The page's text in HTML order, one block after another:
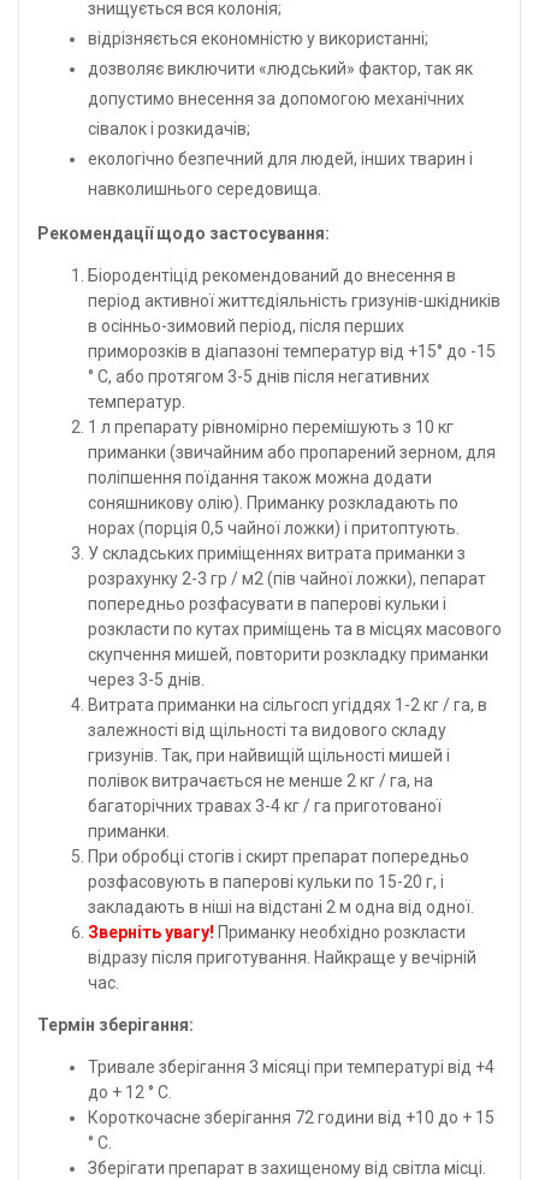
знищується вся колонія;
відрізняється економністю у використанні;
дозволяє виключити «людський» фактор, так як
допустимо внесення за допомогою механічних
сівалок і розкидачів;
екологічно безпечний для людей, інших тварин і
навколишнього середовища.
Рекомендації щодо застосування:
Біородентіцід рекомендований до внесення в
період активної життєдіяльність гризунів-шкідників
в осінньо-зимовий період, після перших
приморозків в діапазоні температур від +15° до -15
° С, або протягом 3-5 днів після негативних
температур.
1 л препарату рівномірно перемішують з 10 кг
приманки (звичайним або пропарений зерном, для
поліпшення поїдання також можна додати
соняшникову олію). Приманку розкладають по
норах (порція 0,5 чайної ложки) і притоптують.
У складських приміщеннях витрата приманки з
розрахунку 2-3 гр / м2 (пів чайної ложки), пепарат
попередньо розфасувати в паперові кульки і
розкласти по кутах приміщень та в місцях масового
скупчення мишей, повторити розкладку приманки
через 3-5 днів.
Витрата приманки на сільгосп угіддях 1-2 кг / га, в
залежності від щільності та видового складу
гризунів. Так, при найвищій щільності мишей і
полівок витрачається не менше 2 кг / га, на
багаторічних травах 3-4 кг / га приготованої
приманки.
При обробці стогів і скирт препарат попередньо
розфасовують в паперові кульки по 15-20 г, і
закладають в ніші на відстані 2 м одна від одної.
Зверніть увагу! Приманку необхідно розкласти
відразу після приготування. Найкраще у вечірній
час.
Термін зберігання:
Тривале зберігання 3 місяці при температурі від +4
до + 12 ° С.
Короткочасне зберігання 72 години від +10 до + 15
° С.
Зберігати препарат в захищеному від світла місці.